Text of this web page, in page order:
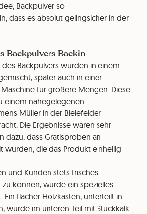
Backpulver so
dass es absolut gelingsicher in der
Backpulvers Backin
des Backpulvers wurden in einem
später auch in einer
für größere Mengen. Diese
einem nahegelegenen
Müller in der Bielefelder
Die Ergebnisse waren sehr
dazu, dass Gratisproben an
wurden, die das Produkt einhellig
und Kunden stets frisches
können, wurde ein spezielles
Ein flacher Holzkasten, unterteilt in
wurde im unteren Teil mit Stückkalk